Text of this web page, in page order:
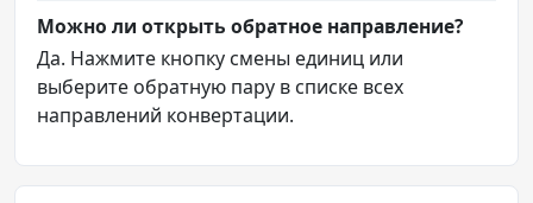
Можно ли открыть обратное направление?
Да. Нажмите кнопку смены единиц или
выберите обратную пару в списке всех
направлений конвертации.